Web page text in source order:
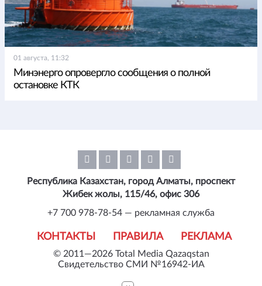
01 августа, 11:32
Минэнерго опровергло сообщения о полной
остановке КТК
© 2011—2026 Total Media Qazaqstan
Свидетельство СМИ №16942-ИА
КОНТАКТЫ ПРАВИЛА РЕКЛАМА
Республика Казахстан, город Алматы, проспект
Жибек жолы, 115/46, офис 306
+7 700 978-78-54 — рекламная служба